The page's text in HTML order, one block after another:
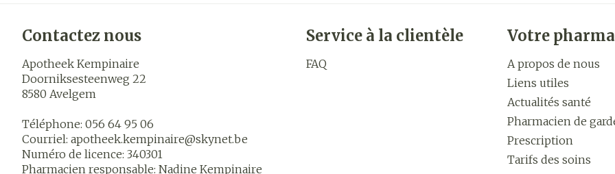
Contactez nous
Apotheek Kempinaire
Doorniksesteenweg 22
8580 Avelgem
Téléphone: 056 64 95 06
Courriel: apotheek.kempinaire@skynet.be
Numéro de licence: 340301
Pharmacien responsable: Nadine Kempinaire
Service à la clientèle
FAQ
Votre
A propos de nous
Liens utiles
Actualités santé
Pharmacien de
Prescription
Tarifs des soins